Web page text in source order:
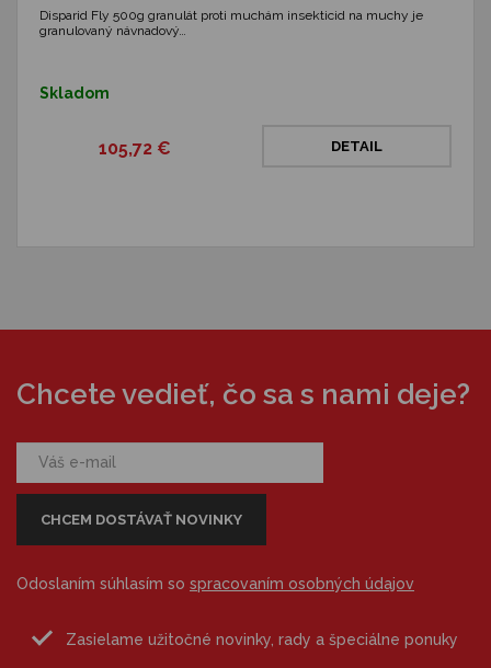
Disparid Fly 500g granulát proti muchám insekticid na muchy je
granulovaný návnadový…
Skladom
105,72 € DETAIL
Chcete vedieť, čo sa s nami deje?
Odoslaním súhlasím so spracovaním osobných údajov
Zasielame užitočné novinky, rady a špeciálne ponuky